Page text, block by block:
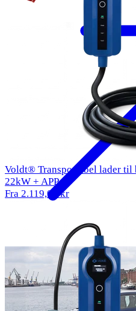
Voldt® Transportabel lader til
22kW + APP
Fra 2.119,00 kr